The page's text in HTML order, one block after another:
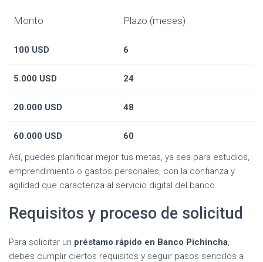
Monto Plazo (meses)
100 USD 6
5.000 USD 24
20.000 USD 48
60.000 USD
60
Así, puedes planificar mejor tus metas, ya sea para estudios,
emprendimiento o gastos personales, con la confianza y
agilidad que caracteriza al servicio digital del banco.
Requisitos y proceso de solicitud
Para solicitar un préstamo rápido en Banco Pichincha,
debes cumplir ciertos requisitos y seguir pasos sencillos a